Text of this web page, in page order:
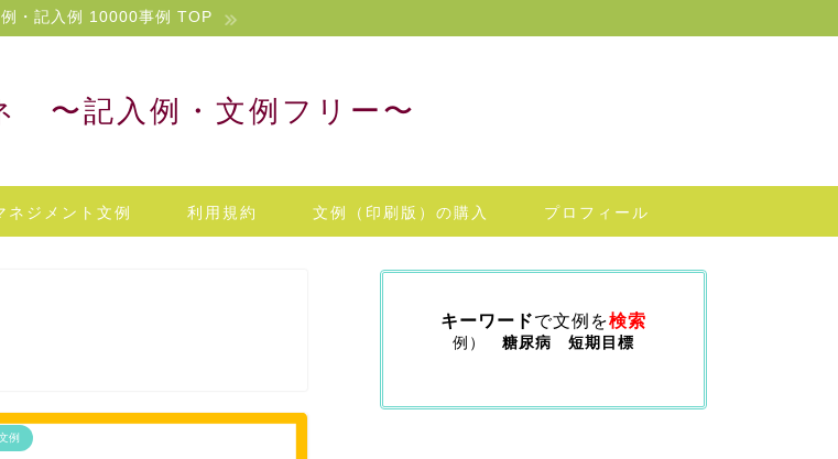
・記入例 10000事例 TOP
〜記入例・文例フリー〜
ネジメント文例 利用規約 文例（印刷版）の購入 プロフィール
例
キーワードで文例を検索
例）糖尿病 短期目標